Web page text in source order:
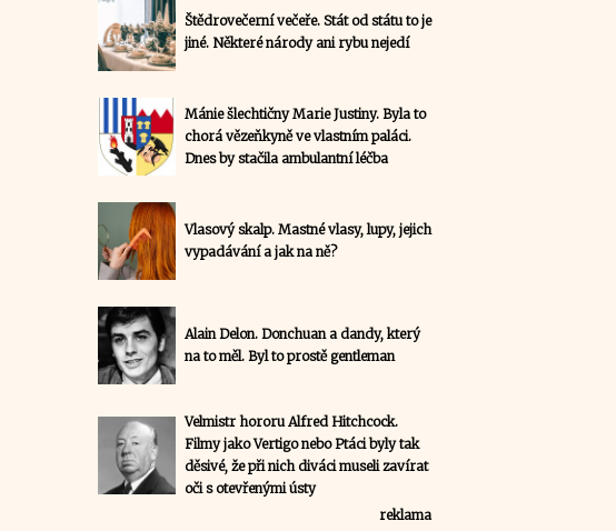
Štědrovečerní večeře. Stát od státu to je
jiné. Některé národy ani rybu nejedí
Mánie šlechtičny Marie Justiny. Byla to
chorá vězeňkyně ve vlastním paláci.
Dnes by stačila ambulantní léčba
Vlasový skalp. Mastné vlasy, lupy, jejich
vypadávání a jak na ně?
Alain Delon. Donchuan a dandy, který
na to měl. Byl to prostě gentleman
Velmistr hororu Alfred Hitchcock.
Filmy jako Vertigo nebo Ptáci byly tak
děsivé, že při nich diváci museli zavírat
oči s otevřenými ústy
reklama